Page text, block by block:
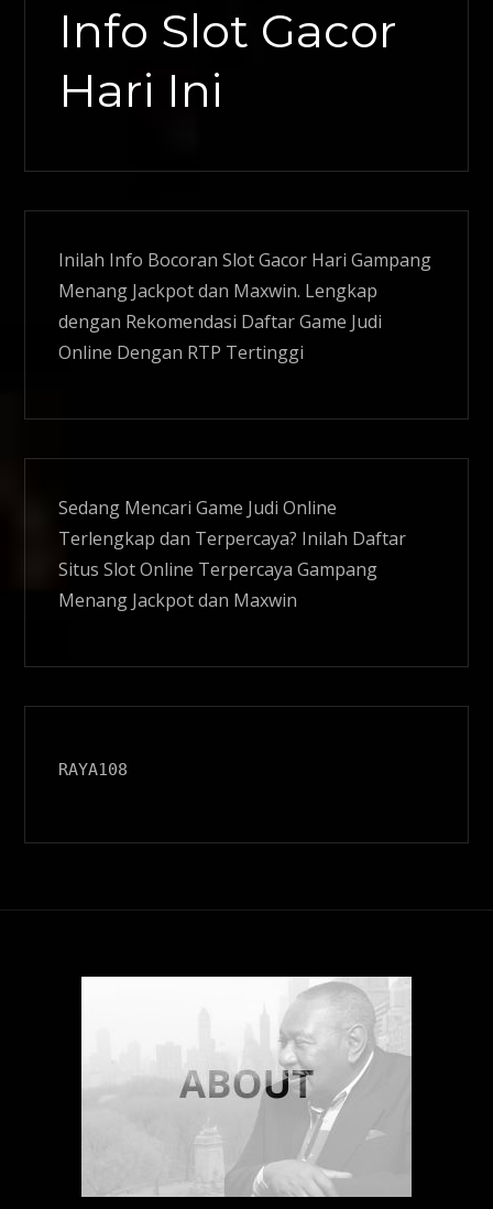
Info Slot Gacor
Hari Ini
Inilah Info BocoranSlot Gacor Hari Gampang
Menang Jackpot dan Maxwin. Lengkap
dengan Rekomendasi Daftar Game Judi
Online Dengan RTP Tertinggi
Sedang Mencari Game Judi Online
Terlengkap dan Terpercaya? Inilah Daftar
SitusSlot Online Terpercaya Gampang
Menang Jackpot dan Maxwin
RAYA108